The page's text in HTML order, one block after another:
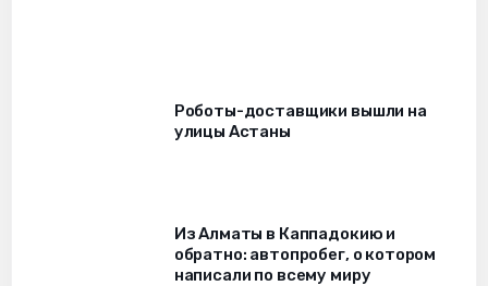
Роботы-доставщики вышли на
улицы Астаны
Из Алматы в Каппадокию и
обратно: автопробег, о котором
написали по всему миру